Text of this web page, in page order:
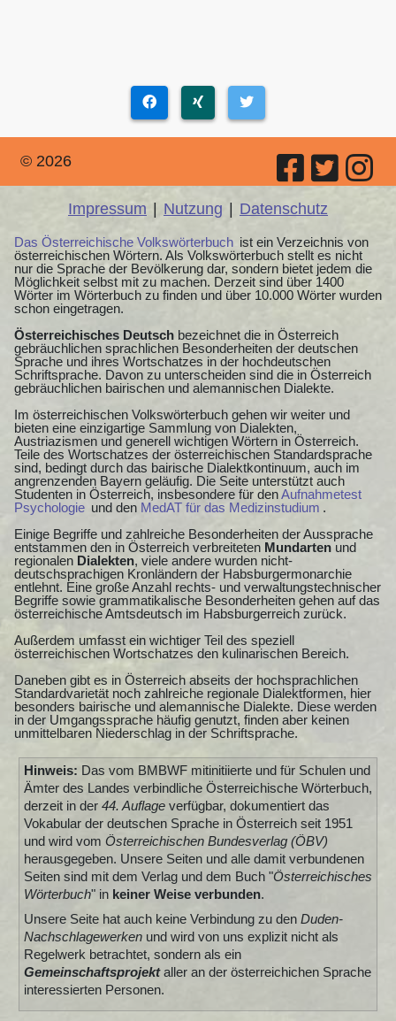
© 2026
Impressum | Nutzung | Datenschutz
Das Österreichische Volkswörterbuch ist ein Verzeichnis von
österreichischen Wörtern. Als Volkswörterbuch stellt es nicht
nur die Sprache der Bevölkerung dar, sondern bietet jedem die
Möglichkeit selbst mit zu machen. Derzeit sind über 1400
Wörter im Wörterbuch zu finden und über 10.000 Wörter wurden
schon eingetragen.
Österreichisches Deutsch bezeichnet die in Österreich
gebräuchlichen sprachlichen Besonderheiten der deutschen
Sprache und ihres Wortschatzes in der hochdeutschen
Schriftsprache. Davon zu unterscheiden sind die in Österreich
gebräuchlichen bairischen und alemannischen Dialekte.
Im österreichischen Volkswörterbuch gehen wir weiter und
bieten eine einzigartige Sammlung von Dialekten,
Austriazismen und generell wichtigen Wörtern in Österreich.
Teile des Wortschatzes der österreichischen Standardsprache
sind, bedingt durch das bairische Dialektkontinuum, auch im
angrenzenden Bayern geläufig. Die Seite unterstützt auch
Studenten in Österreich, insbesondere für denAufnahmetest
Psychologie und den MedAT für das Medizinstudium .
Einige Begriffe und zahlreiche Besonderheiten der Aussprache
entstammen den in Österreich verbreiteten Mundarten und
regionalen Dialekten, viele andere wurden nicht-
deutschsprachigen Kronländern der Habsburgermonarchie
entlehnt. Eine große Anzahl rechts- und verwaltungstechnischer
Begriffe sowie grammatikalische Besonderheiten gehen auf das
österreichische Amtsdeutsch im Habsburgerreich zurück.
Außerdem umfasst ein wichtiger Teil des speziell
österreichischen Wortschatzes den kulinarischen Bereich.
Daneben gibt es in Österreich abseits der hochsprachlichen
Standardvarietät noch zahlreiche regionale Dialektformen, hier
besonders bairische und alemannische Dialekte. Diese werden
in der Umgangssprache häufig genutzt, finden aber keinen
unmittelbaren Niederschlag in der Schriftsprache.
Hinweis: Das vom BMBWF mitinitiierte und für Schulen und
Ämter des Landes verbindliche Österreichische Wörterbuch,
derzeit in der 44. Auflageverfügbar, dokumentiert das
Vokabular der deutschen Sprache in Österreich seit 1951
und wird vom Österreichischen Bundesverlag (ÖBV)
herausgegeben. Unsere Seiten und alle damit verbundenen
Seiten sind mit dem Verlag und dem Buch "Österreichisches
Wörterbuch" in keiner Weise verbunden.
Unsere Seite hat auch keine Verbindung zu den Duden-
Nachschlagewerkenund wird von uns explizit nicht als
Regelwerk betrachtet, sondern als ein
Gemeinschaftsprojektaller an der österreichichen Sprache
interessierten Personen.